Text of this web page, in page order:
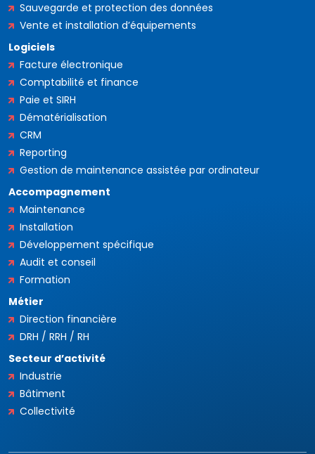
Sauvegarde et protection des données
Vente et installation d’équipements
Logiciels
Facture électronique
Comptabilité et finance
Paie et SIRH
Dématérialisation
CRM
Reporting
Gestion de maintenance assistée par ordinateur
Accompagnement
Maintenance
Installation
Développement spécifique
Audit et conseil
Formation
Métier
Direction financière
DRH / RRH / RH
Secteur d’activité
Industrie
Bâtiment
Collectivité